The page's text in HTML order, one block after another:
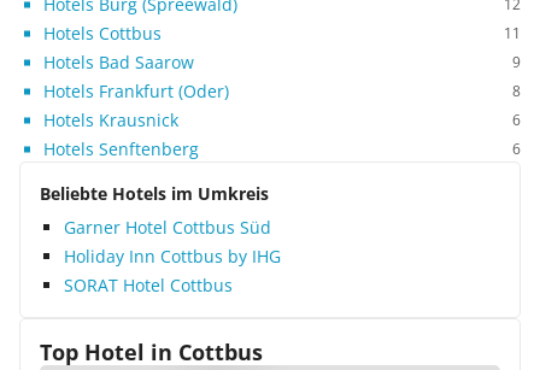
12
Hotels Cottbus 11
Hotels Bad Saarow 9
Hotels Frankfurt (Oder) 8
Hotels Krausnick 6
Hotels Senftenberg 6
Beliebte Hotels im Umkreis
Garner Hotel Cottbus Süd
Holiday Inn Cottbus by IHG
SORAT Hotel Cottbus
Top Hotel in Cottbus